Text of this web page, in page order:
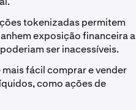
tokenizadas permitem
exposição financeira a
ser inacessíveis.
fácil comprar e vender
como ações de